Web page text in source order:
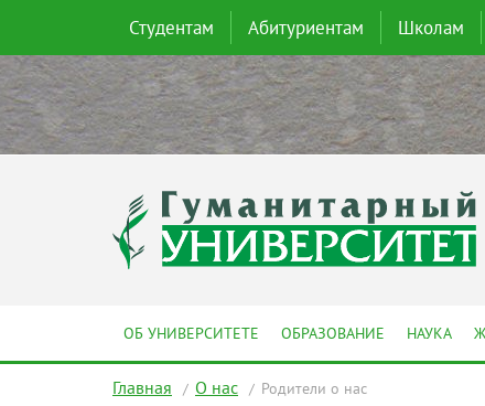
Студентам Абитуриентам Школам
ОБ УНИВЕРСИТЕТЕ ОБРАЗОВАНИЕ НАУКА
Главная О нас Родители о нас